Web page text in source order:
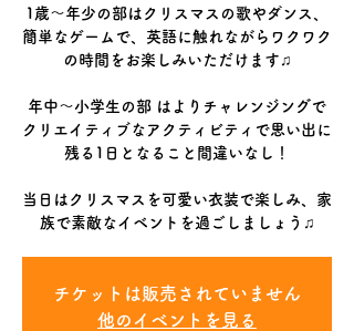
1歳〜年少の部はクリスマスの歌やダンス、
簡単なゲームで、英語に触れながらワクワク
の時間をお楽しみいただけます♫
年中〜小学生の部 はよりチャレンジングで
クリエイティブなアクティビティで思い出に
残る1日となること間違いなし！
当日はクリスマスを可愛い衣装で楽しみ、家
族で素敵なイベントを過ごしましょう♫
チケットは販売されていません
他のイベントを見る